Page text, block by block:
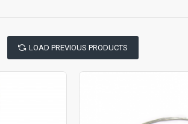
LOAD PREVIOUS PRODUCTS